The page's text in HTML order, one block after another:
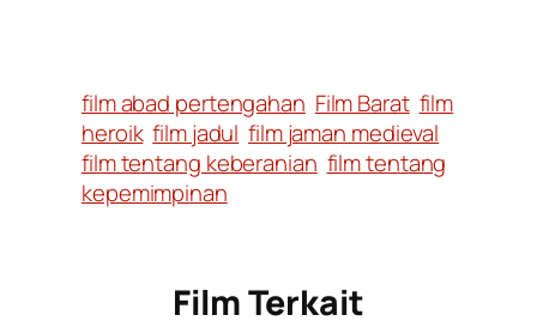
film abad pertengahan Film Barat film
heroik film jadul film jaman medieval
film tentang keberanian film tentang
kepemimpinan
Film Terkait